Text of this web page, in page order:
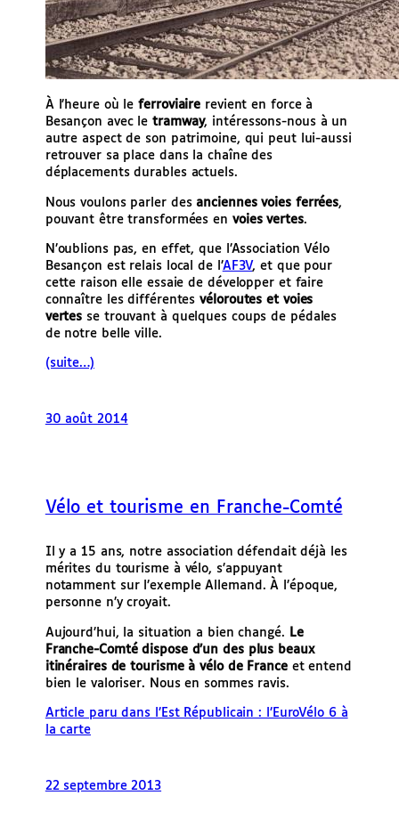
À l’heure où leferroviaire revient en force à
Besançon avec letramway, intéressons-nous à un
autre aspect de son patrimoine, qui peut lui-aussi
retrouver sa place dans la chaîne des
déplacements durables actuels.
Nous voulons parler des anciennes voies ferrées,
pouvant être transformées en voies vertes.
N’oublions pas, en effet, que l’Association Vélo
Besançon est relais local de l’AF3V, et que pour
cette raison elle essaie de développer et faire
connaître les différentesvéloroutes et voies
vertes se trouvant à quelques coups de pédales
de notre belle ville.
(suite…)
30 août 2014
Vélo et tourisme en Franche-Comté
Il y a 15 ans, notre association défendait déjà les
mérites du tourisme à vélo, s’appuyant
notamment sur l’exemple Allemand. À l’époque,
personne n’y croyait.
Aujourd’hui, la situation a bien changé.
Le
Franche-Comté dispose d’un des plus beaux
itinéraires de tourisme à vélo de Franceet entend
bien le valoriser. Nous en sommes ravis.
Article paru dans l’Est Républicain : l’EuroVélo 6 à
la carte
22 septembre 2013